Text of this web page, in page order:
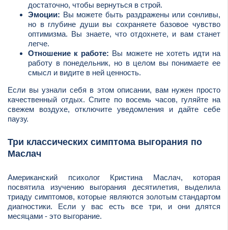
достаточно, чтобы вернуться в строй.
Эмоции: Вы можете быть раздражены или сонливы,
но в глубине души вы сохраняете базовое чувство
оптимизма. Вы знаете, что отдохнете, и вам станет
легче.
Отношение к работе: Вы можете не хотеть идти на
работу в понедельник, но в целом вы понимаете ее
смысл и видите в ней ценность.
Если вы узнали себя в этом описании, вам нужен просто
качественный отдых. Спите по восемь часов, гуляйте на
свежем воздухе, отключите уведомления и дайте себе
паузу.
Три классических симптома выгорания по
Маслач
Американский психолог Кристина Маслач, которая
посвятила изучению выгорания десятилетия, выделила
триаду симптомов, которые являются золотым стандартом
диагностики. Если у вас есть все три, и они длятся
месяцами - это выгорание.